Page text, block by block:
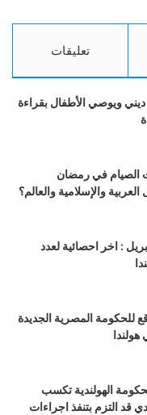
تعليقات
ويوصي الأطفال بقراءة
الصيام في رمضان
اليوم الاربعاء 1 ابريل : اخر احصائية لعدد
للحكومة المصرية الجديدة
10مايو ..الحكومة الهولندية تكسب
قد التزم بتنفذ اجراءات